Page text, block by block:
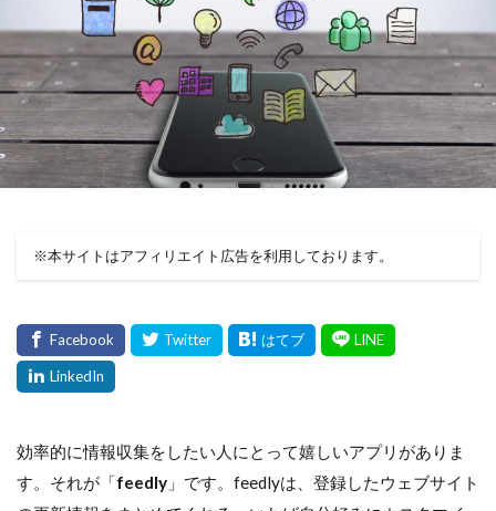
※本サイトはアフィリエイト広告を利用しております。
効率的に情報収集をしたい人にとって嬉しいアプリがありま
す。それが「feedly 」です。feedlyは、登録したウェブサイト